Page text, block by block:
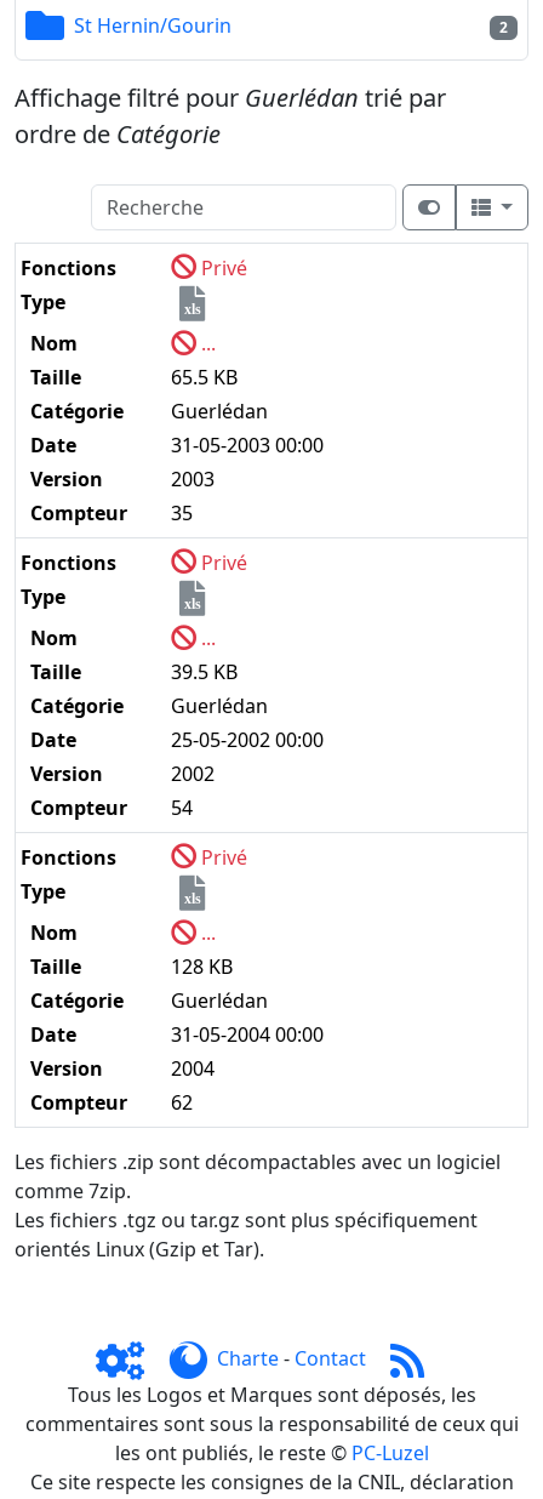
St Hernin/Gourin 2
Affichage filtré pour Guerlédan trié par
ordre de Catégorie
Fonctions
Privé
Type
xls
Nom
...
Taille
65.5 KB
Catégorie
Guerlédan
Date
31-05-2003 00:00
Version
2003
Compteur
35
Fonctions
Privé
Type
xls
Nom
...
Taille
39.5 KB
Catégorie
Guerlédan
Date
25-05-2002 00:00
Version
2002
Compteur
54
Fonctions
Privé
Type
xls
Nom
...
Taille
128 KB
Catégorie
Guerlédan
Date
31-05-2004 00:00
Version
2004
Compteur
62
Les fichiers .zip sont décompactables avec un logiciel
comme 7zip.
Les fichiers .tgz ou tar.gz sont plus spécifiquement
orientés Linux (Gzip et Tar).
Charte- Contact
Tous les Logos et Marques sont déposés, les
commentaires sont sous la responsabilité de ceux qui
les ont publiés, le reste © PC-Luzel
Ce site respecte les consignes de la CNIL, déclaration